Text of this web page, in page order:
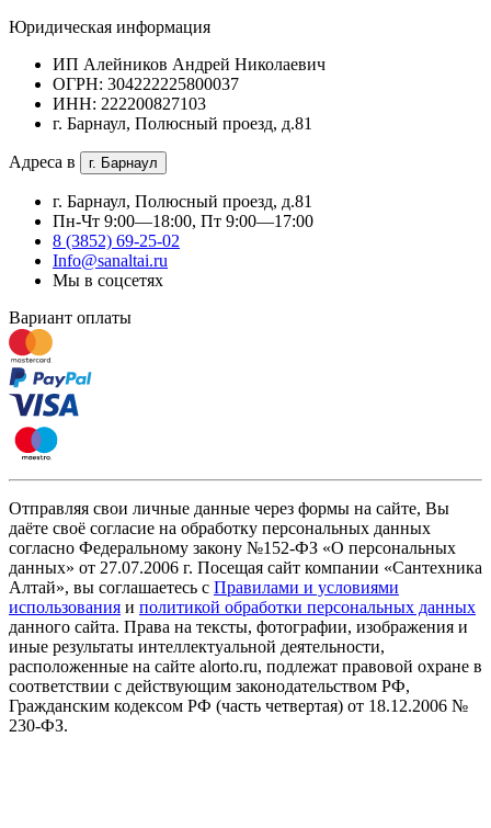
Юридическая информация
ИП Алейников Андрей Николаевич
ОГРН: 304222225800037
ИНН: 222200827103
г. Барнаул, Полюсный проезд, д.81
Адреса в г. Барнаул
г. Барнаул, Полюсный проезд, д.81
Пн-Чт 9:00—18:00, Пт 9:00—17:00
8 (3852) 69-25-02
Info@sanaltai.ru
Мы в соцсетях
Вариант оплаты
Отправляя свои личные данные через формы на сайте, Вы
даёте своё согласие на обработку персональных данных
согласно Федеральному закону №152-ФЗ «О персональных
данных» от 27.07.2006 г. Посещая сайт компании «Cантехника
Алтай», вы соглашаетесь с Правилами и условиями
использования и политикой обработки персональных данных
данного сайта. Права на тексты, фотографии, изображения и
иные результаты интеллектуальной деятельности,
расположенные на сайте alorto.ru, подлежат правовой охране в
соответствии с действующим законодательством РФ,
Гражданским кодексом РФ (часть четвертая) от 18.12.2006 №
230-ФЗ.